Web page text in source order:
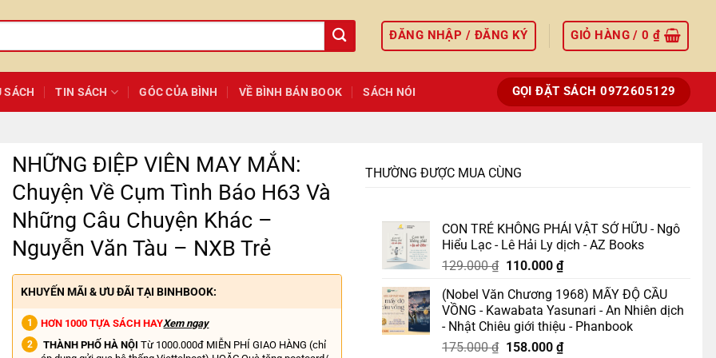
ĐĂNG NHẬP / ĐĂNG KÝ GIỎ HÀNG /0₫
SÁCH TIN SÁCH GÓC CỦA BÌNH VỀ BÌNH BÁN BOOK SÁCH NÓI GỌI ĐẶT SÁCH 0972605129
NHỮNG ĐIỆP VIÊN MAY MẮN:
Chuyện Về Cụm Tình Báo H63 Và
Những Câu Chuyện Khác –
Nguyễn Văn Tàu – NXB Trẻ
KHUYẾN MÃI & ƯU ĐÃI TẠI BINHBOOK:
HƠN 1000 TỰA SÁCH HAYXem ngay
THÀNH PHỐ HÀ NỘI Từ 1000.000đ MIỄN PHÍ GIAO HÀNG (chỉ
THƯỜNG ĐƯỢC MUA CÙNG
CON TRẺ KHÔNG PHẢI VẬT SỞ HỮU - Ngô
Hiểu Lạc - Lê Hải Ly dịch - AZ Books
129.000₫ Giá
là:
129.000 ₫.
110.000 ₫Giá
tại
là:
110.000 ₫.
(Nobel Văn Chương 1968) MẤY ĐỘ CẦU
VỒNG - Kawabata Yasunari - An Nhiên dịch
- Nhật Chiêu giới thiệu - Phanbook
175.000₫ Giá
158.000 ₫Giá